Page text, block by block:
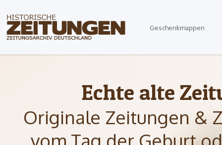
Geschenkmappen
Echte alte
Originale Zeitungen &
vom Tag der Geburt